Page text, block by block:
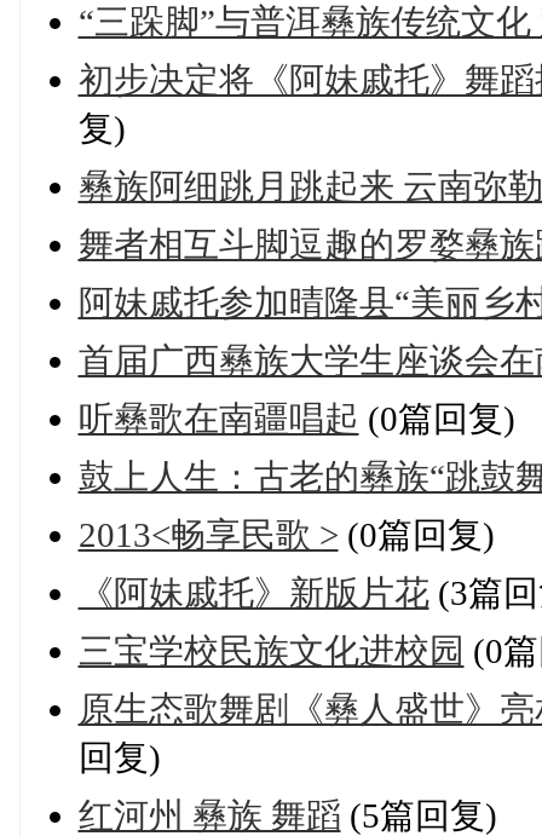
“三跺脚”与普洱彝族传统文
初步决定将《阿妹戚托》舞
复)
彝族阿细跳月跳起来 云南弥
舞者相互斗脚逗趣的罗婺彝
阿妹戚托参加晴隆县“美丽乡
首届广西彝族大学生座谈会
听彝歌在南疆唱起 (0篇回复)
鼓上人生：古老的彝族“跳鼓
2013<畅享民歌 > (0篇回复)
《阿妹戚托》新版片花(3篇
三宝学校民族文化进校园 (0
原生态歌舞剧《彝人盛世》
回复)
红河州 彝族 舞蹈 (5篇回复)